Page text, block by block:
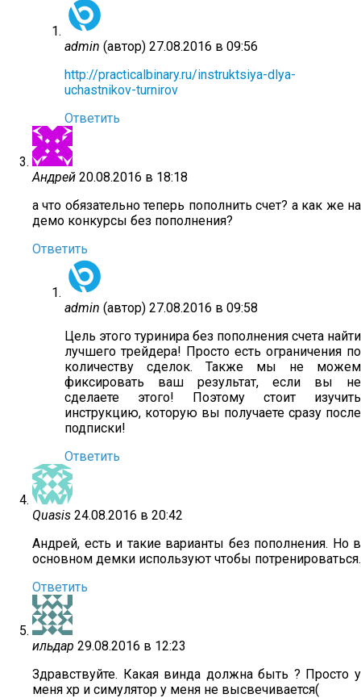
admin (автор) 27.08.2016 в 09:56
http://practicalbinary.ru/instruktsiya-dlya-
uchastnikov-turnirov
Ответить
Андрей 20.08.2016 в 18:18
а что обязательно теперь пополнить счет? а как же на
демо конкурсы без пополнения?
Ответить
admin (автор) 27.08.2016 в 09:58
Цель этого туринира без пополнения счета найти
лучшего трейдера! Просто есть ограничения по
количеству сделок. Также мы не можем
фиксировать ваш результат, если вы не
сделаете этого! Поэтому стоит изучить
инструкцию, которую вы получаете сразу после
подписки!
Ответить
Quasis 24.08.2016 в 20:42
Андрей, есть и такие варианты без пополнения. Но в
основном демки используют чтобы потренироваться.
Ответить
ильдар 29.08.2016 в 12:23
Здравствуйте. Какая винда должна быть ? Просто у
меня xp и симулятор у меня не высвечивается(